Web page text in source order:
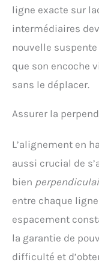
ligne exacte sur
intermédiaires
nouvelle
que son encoche
sans le déplacer.
Assurer la
L’alignement en
aussi crucial de
bien
entre chaque
espacement
la garantie de
difficulté et